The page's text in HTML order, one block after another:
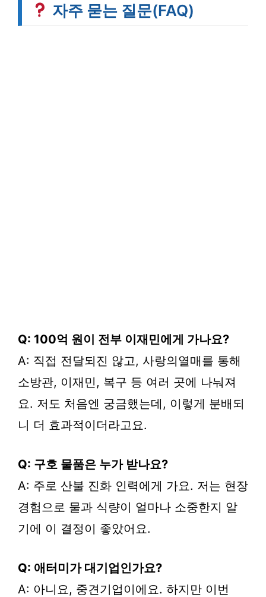
자주 묻는 질문(FAQ)
Q: 100억 원이 전부 이재민에게 가나요?
A: 직접 전달되진 않고, 사랑의열매를 통해
소방관, 이재민, 복구 등 여러 곳에 나눠져
요. 저도 처음엔 궁금했는데, 이렇게 분배되
니 더 효과적이더라고요.
Q: 구호 물품은 누가 받나요?
A: 주로 산불 진화 인력에게 가요. 저는 현장
경험으로 물과 식량이 얼마나 소중한지 알
기에 이 결정이 좋았어요.
Q: 애터미가 대기업인가요?
A: 아니요, 중견기업이에요. 하지만 이번